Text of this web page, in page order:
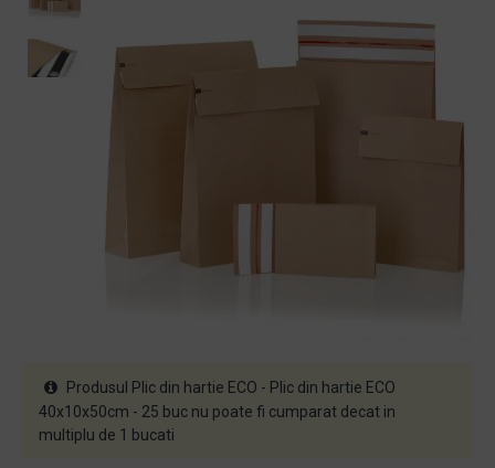
Produsul Plic din hartie ECO - Plic din hartie ECO
40x10x50cm - 25 buc nu poate fi cumparat decat in
multiplu de 1 bucati